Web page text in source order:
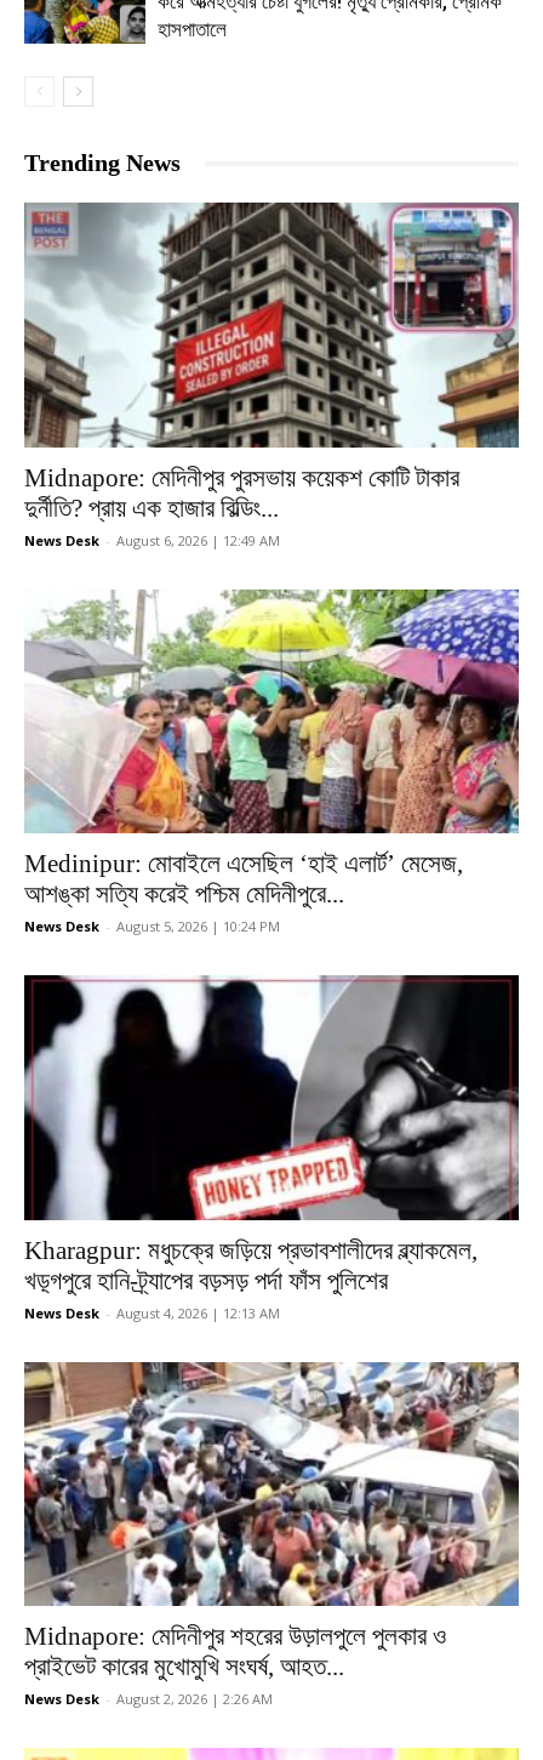
হাসপাতালে
Trending News
Midnapore: মেদিনীপুর পুরসভায় কয়েকশ কোটি টাকার
দুর্নীতি? প্রায় এক হাজার বিল্ডিং...
News Desk - August 6, 2026 | 12:49 AM
Medinipur: মোবাইলে এসেছিল ‘হাই এলার্ট’ মেসেজ,
আশঙ্কা সত্যি করেই পশ্চিম মেদিনীপুরে...
News Desk - August 5, 2026 | 10:24 PM
Kharagpur: মধুচক্রে জড়িয়ে প্রভাবশালীদের ব্ল্যাকমেল,
খড়্গপুরে হানি-ট্র্যাপের বড়সড় পর্দা ফাঁস পুলিশের
News Desk - August 4, 2026 | 12:13 AM
Midnapore: মেদিনীপুর শহরের উড়ালপুলে পুলকার ও
প্রাইভেট কারের মুখোমুখি সংঘর্ষ, আহত...
News Desk - August 2, 2026 | 2:26 AM